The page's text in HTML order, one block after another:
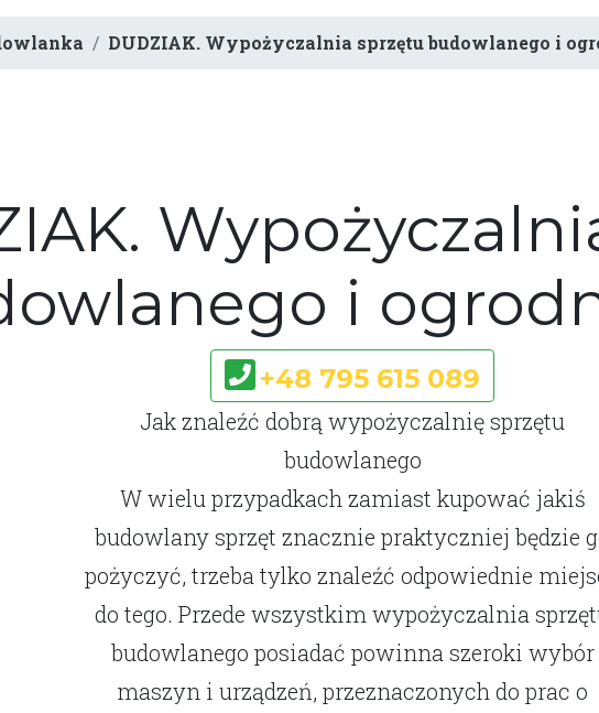
DUDZIAK. Wypożyczalnia sprzętu budowlanego i
i
+48 795 615 089
Jak znaleźć dobrą wypożyczalnię sprzętu
budowlanego
W wielu przypadkach zamiast kupować jakiś
budowlany sprzęt znacznie praktyczniej będzie
pożyczyć, trzeba tylko znaleźć odpowiednie
do tego. Przede wszystkim wypożyczalnia
budowlanego posiadać powinna szeroki wybór
maszyn i urządzeń, przeznaczonych do prac o